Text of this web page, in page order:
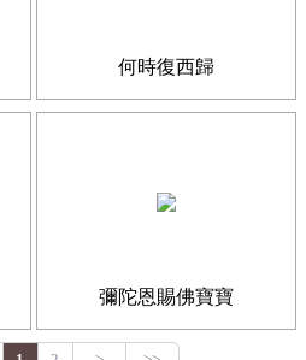
何時復西歸
彌陀恩賜佛寶寶